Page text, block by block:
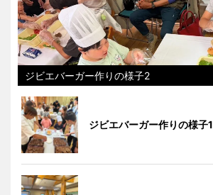
ジビエバーガー作りの様子2
ジビエバーガー作りの様子1